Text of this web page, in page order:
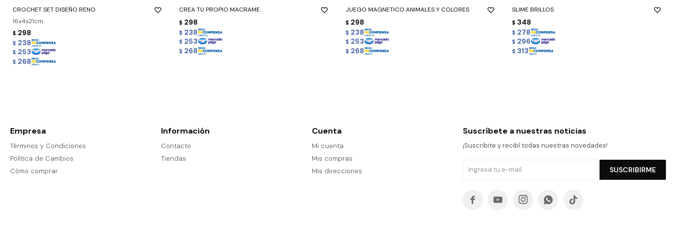
CROCHET SET DISEÑO RENO
16x4x21cm
$ 298
$ 238
$ 253
$ 268
CREA TU PROPIO MACRAME
$ 298
$ 238
$ 253
$ 268
JUEGO MAGNETICO ANIMALES Y COLORES
$ 298
$ 238
$ 253
$ 268
SLIME BRILLOS
$ 348
$ 278
$ 296
$ 313
Empresa
Términos y Condiciones
Política de Cambios
Cómo comprar
Información
Contacto
Tiendas
Cuenta
Mi cuenta
Mis compras
Mis direcciones
Suscríbete a nuestras noticias
¡Suscribite y recibí todas nuestras novedades!
SUSCRIBIRME
    